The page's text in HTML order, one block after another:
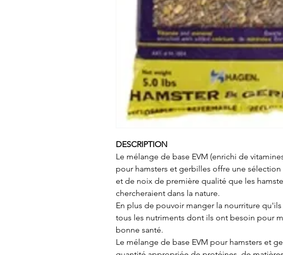
DESCRIPTION
Le mélange de base EVM (enrichi de
pour hamsters et gerbilles offre une sélection
et de noix de première qualité que les
chercheraient dans la nature.
En plus de pouvoir manger la nourriture
tous les nutriments dont ils ont besoin pour
bonne santé.
Le mélange de base EVM pour hamsters et